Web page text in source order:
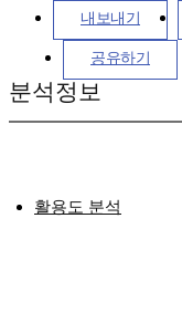
내보내기
공유하기
분석정보
활용도 분석